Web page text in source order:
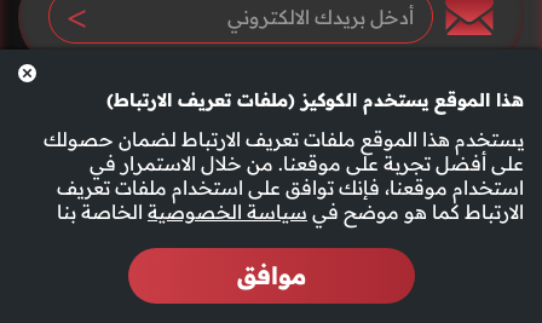
هذا الموقع يستخدم الكوكيز (ملفات تعريف الارتباط)
يستخدم هذا الموقع ملفات تعريف الارتباط لضمان حصولك
على أفضل تجربة على موقعنا. من خلال الاستمرار في
استخدام موقعنا، فإنك توافق على استخدام ملفات تعريف
الارتباط كما هو موضح في سياسة الخصوصية الخاصة بنا
موافق
سياسة الخصوصية الأحكام والشروط